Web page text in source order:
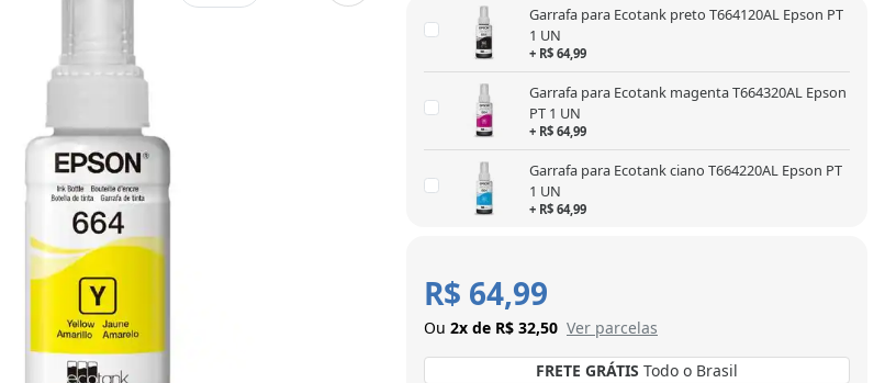
Garrafa para Ecotank preto T664120AL Epson PT
1 UN
+ R$ 64,99
Garrafa para Ecotank magenta T664320AL Epson
PT 1 UN
+ R$ 64,99
Garrafa para Ecotank ciano T664220AL Epson PT
1 UN
+ R$ 64,99
R$ 64,99
Ou 2x de R$ 32,50 Ver parcelas
FRETE GRÁTIS Todo o Brasil